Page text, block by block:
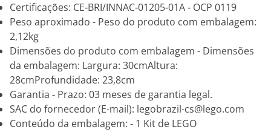
Certificações: CE-BRI/INNAC-01205-01A - OCP 0119
Peso aproximado - Peso do produto com embalagem:
2,12kg
Dimensões do produto com embalagem - Dimensões
da embalagem: Largura: 30cmAltura:
28cmProfundidade: 23,8cm
Garantia - Prazo: 03 meses de garantia legal.
SAC do fornecedor (E-mail): legobrazil-cs@lego.com
Conteúdo da embalagem: - 1 Kit de LEGO